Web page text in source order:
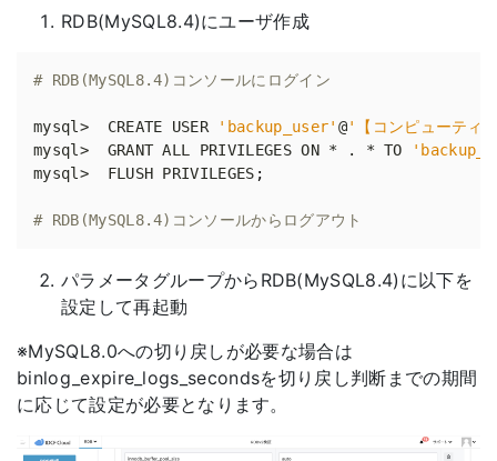
RDB(MySQL8.4)にユーザ作成
# RDB(MySQL8.4)コンソールにログイン
mysql>  CREATE USER 'backup_user' @'【コンピューティ
mysql>  GRANT ALL PRIVILEGES ON * . * TO
mysql>  FLUSH PRIVILEGES ;
# RDB(MySQL8.4)コンソールからログアウト
パラメータグループからRDB(MySQL8.4)に以下を
設定して再起動
※MySQL8.0への切り戻しが必要な場合は
binlog_expire_logs_secondsを切り戻し判断までの期間
に応じて設定が必要となります。